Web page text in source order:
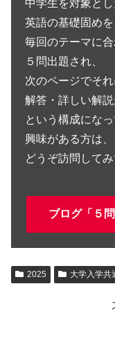
中学生を対象とし
英語の基礎固めを
毎回のテーマに
５問出題され、
次のページでそ
解答・詳しい解説
という構成になっ
興味がある方は、
どうぞ訪問してみ
ブログ「５
2025 大学入学共